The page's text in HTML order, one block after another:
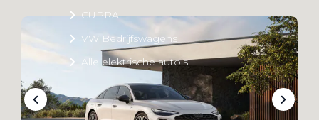
CUPRA
VW Bedrijfswagens
Alle elektrische auto's